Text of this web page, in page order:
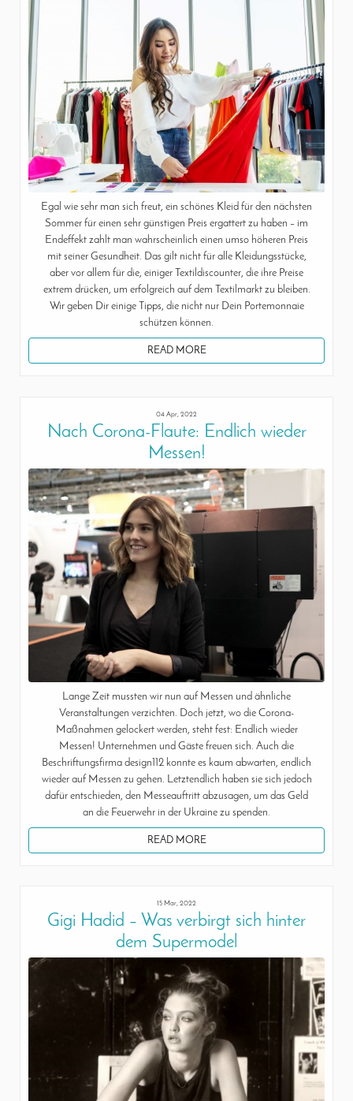
Egal wie sehr man sich freut, ein schönes Kleid für den nächsten
Sommer für einen sehr günstigen Preis ergattert zu haben – im
Endeffekt zahlt man wahrscheinlich einen umso höheren Preis
mit seiner Gesundheit. Das gilt nicht für alle Kleidungsstücke,
aber vor allem für die, einiger Textildiscounter, die ihre Preise
extrem drücken, um erfolgreich auf dem Textilmarkt zu bleiben.
Wir geben Dir einige Tipps, die nicht nur Dein Portemonnaie
schützen können.
READ MORE
04 Apr, 2022
Nach Corona-Flaute: Endlich wieder
Messen!
Lange Zeit mussten wir nun auf Messen und ähnliche
Veranstaltungen verzichten. Doch jetzt, wo die Corona-
Maßnahmen gelockert werden, steht fest: Endlich wieder
Messen! Unternehmen und Gäste freuen sich. Auch die
Beschriftungsfirma design112 konnte es kaum abwarten, endlich
wieder auf Messen zu gehen. Letztendlich haben sie sich jedoch
dafür entschieden, den Messeauftritt abzusagen, um das Geld
an die Feuerwehr in der Ukraine zu spenden.
READ MORE
15 Mar, 2022
Gigi Hadid – Was verbirgt sich hinter
dem Supermodel